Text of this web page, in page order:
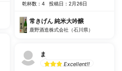
乾杯数：4 投稿日：2月26日
常きげん 純米大吟醸
鹿野酒造株式会社（石川県）
ま
Excellent!!